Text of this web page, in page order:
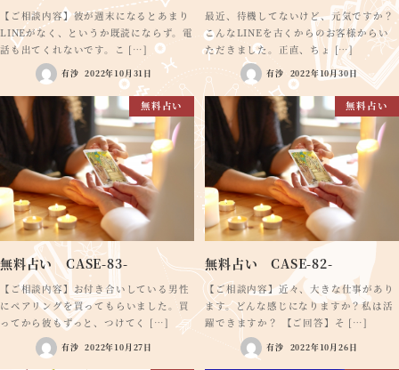
【ご相談内容】彼が週末になるとあまり
LINEがなく、というか既読にならず。電
話も出てくれないです。こ […]
有沙 2022年10月31日
最近、待機してないけど、元気ですか？
こんなLINEを古くからのお客様からい
ただきました。正直、ちょ […]
有沙 2022年10月30日
無料占い
無料占い CASE-83-
【ご相談内容】お付き合いしている男性
にペアリングを買ってもらいました。買
ってから彼もずっと、つけてく […]
有沙 2022年10月27日
無料占い
無料占い CASE-82-
【ご相談内容】近々、大きな仕事があり
ます。どんな感じになりますか？私は活
躍できますか？ 【ご回答】そ […]
有沙 2022年10月26日